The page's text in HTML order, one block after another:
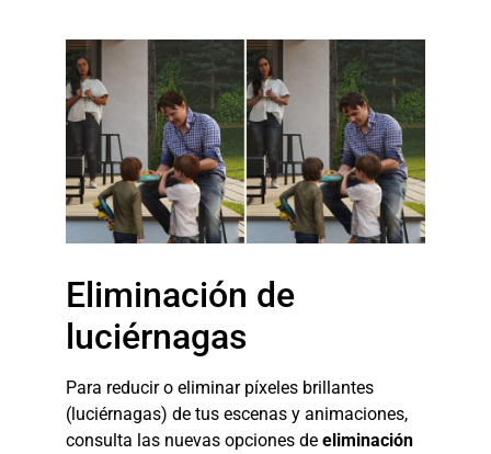
Eliminación de
luciérnagas
Para reducir o eliminar píxeles brillantes
(luciérnagas) de tus escenas y animaciones,
consulta las nuevas opciones de eliminación